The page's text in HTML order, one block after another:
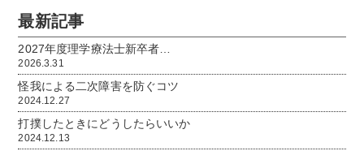
最新記事
2027年度理学療法士新卒者…
2026.3.31
怪我による二次障害を防ぐコツ
2024.12.27
打撲したときにどうしたらいいか
2024.12.13